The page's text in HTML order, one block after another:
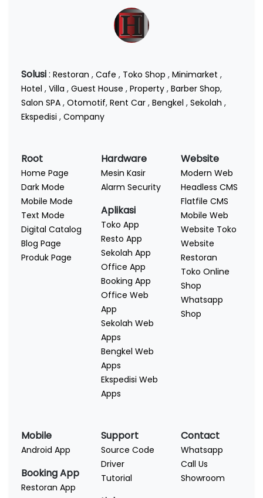
Solusi: Restoran , Cafe , Toko Shop , Minimarket ,
Hotel , Villa , Guest House , Property , Barber Shop,
Salon SPA , Otomotif, Rent Car , Bengkel , Sekolah ,
Ekspedisi , Company
Root
Home Page
Dark Mode
Mobile Mode
Text Mode
Digital Catalog
Blog Page
Produk Page
Hardware
Mesin Kasir
Alarm Security
Aplikasi
Toko App
Resto App
Sekolah App
Office App
Booking App
Office Web
App
Sekolah Web
Apps
Bengkel Web
Apps
Ekspedisi Web
Apps
Website
Modern Web
Headless CMS
Flatfile CMS
Mobile Web
Website Toko
Website
Restoran
Toko Online
Shop
Whatsapp
Shop
Mobile
Android App
Booking App
Restoran App
Support
Source Code
Driver
Tutorial
Contact
Whatsapp
Call Us
Showroom